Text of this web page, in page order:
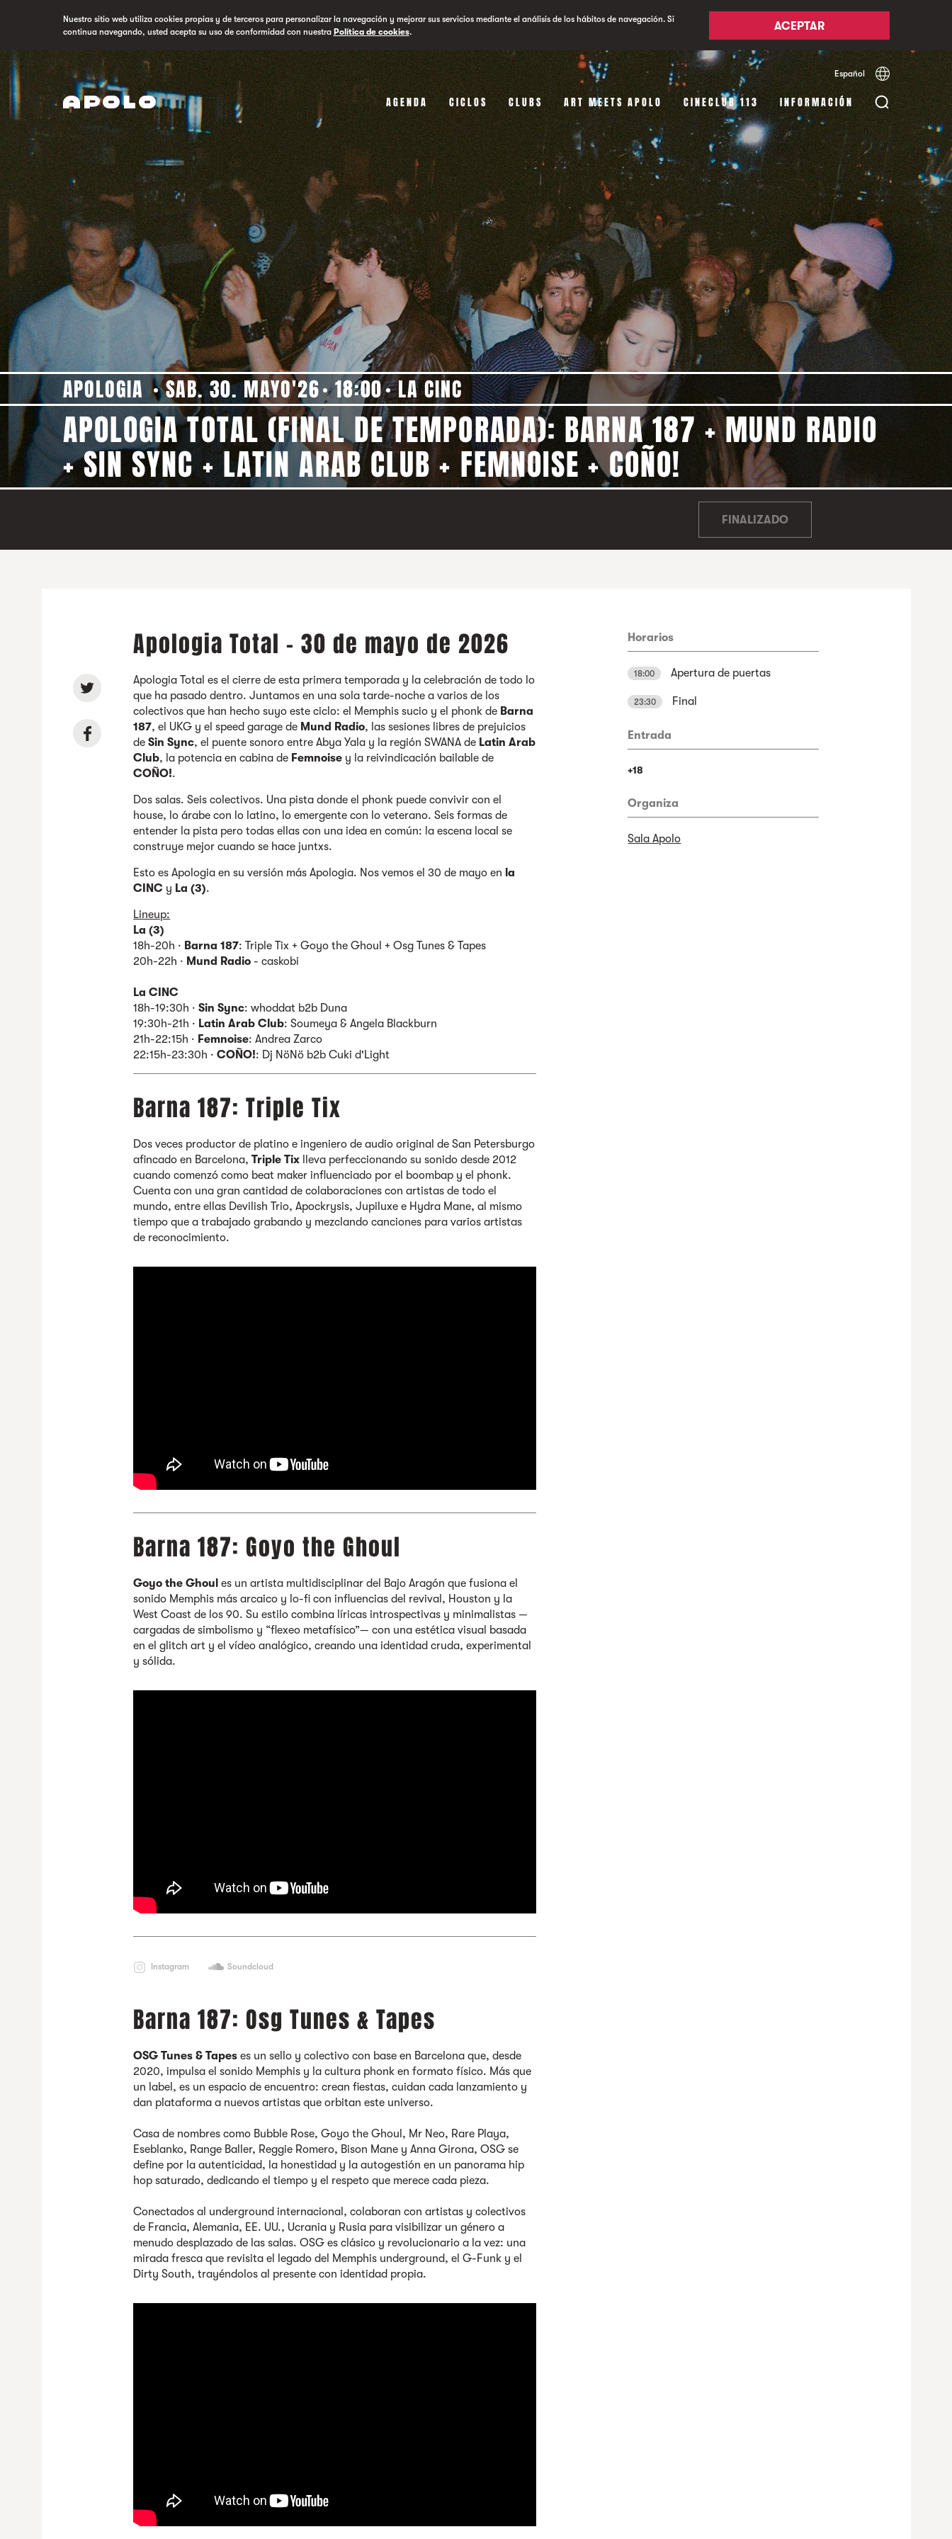
Nuestro sitio web utiliza cookies propias y de terceros para personalizar la navegación y mejorar sus servicios mediante el análisis de los hábitos de navegación. Si
continua navegando, usted acepta su uso de conformidad con nuestra Política de cookies. ACEPTAR
Español Català
AGENDA CICLOS CLUBS ART MEETS APOLO CINECLUB 113 INFORMACIÓN
APOLOGIA SAB. 30. MAYO'26 18:00 LA CINC
APOLOGIA TOTAL (FINAL DE TEMPORADA): BARNA 187 + MUND RADIO
+ SIN SYNC + LATIN ARAB CLUB + FEMNOISE + COÑO!
FINALIZADO
Apologia Total - 30 de mayo de 2026
Apologia Total es el cierre de esta primera temporada y la celebración de todo lo
que ha pasado dentro. Juntamos en una sola tarde-noche a varios de los
colectivos que han hecho suyo este ciclo: el Memphis sucio y el phonk de Barna
187, el UKG y el speed garage de Mund Radio, las sesiones libres de prejuicios
deSin Sync, el puente sonoro entre Abya Yala y la región SWANA de Latin Arab
Club, la potencia en cabina de Femnoise y la reivindicación bailable de
COÑO!.
Dos salas. Seis colectivos. Una pista donde el phonk puede convivir con el
house, lo árabe con lo latino, lo emergente con lo veterano. Seis formas de
entender la pista pero todas ellas con una idea en común: la escena local se
construye mejor cuando se hace juntxs.
Esto es Apologia en su versión más Apologia. Nos vemos el 30 de mayo en la
CINC y La (3).
Lineup:
La (3)
18h-20h · Barna 187: Triple Tix + Goyo the Ghoul + Osg Tunes & Tapes
20h-22h · Mund Radio - caskobi
La CINC
18h-19:30h ·Sin Sync: whoddat b2b Duna
19:30h-21h · Latin Arab Club: Soumeya & Angela Blackburn
21h-22:15h · Femnoise: Andrea Zarco
22:15h-23:30h ·COÑO!: Dj NöNö b2b Cuki d'Light
Barna 187: Triple Tix
Dos veces productor de platino e ingeniero de audio original de San Petersburgo
afincado en Barcelona,Triple Tix lleva perfeccionando su sonido desde 2012
cuando comenzó como beat maker influenciado por el boombap y el phonk.
Cuenta con una gran cantidad de colaboraciones con artistas de todo el
mundo, entre ellas Devilish Trio, Apockrysis, Jupiluxe e Hydra Mane, al mismo
tiempo que a trabajado grabando y mezclando canciones para varios artistas
de reconocimiento.
Barna 187: Goyo the Ghoul
Goyo the Ghoul es un artista multidisciplinar del Bajo Aragón que fusiona el
sonido Memphis más arcaico y lo-fi con influencias del revival, Houston y la
West Coast de los 90. Su estilo combina líricas introspectivas y minimalistas —
cargadas de simbolismo y “flexeo metafísico”— con una estética visual basada
en el glitch art y el vídeo analógico, creando una identidad cruda, experimental
y sólida.
Instagram Soundcloud
Barna 187: Osg Tunes & Tapes
OSG Tunes & Tapes es un sello y colectivo con base en Barcelona que, desde
2020, impulsa el sonido Memphis y la cultura phonk en formato físico. Más que
un label, es un espacio de encuentro: crean fiestas, cuidan cada lanzamiento y
dan plataforma a nuevos artistas que orbitan este universo.
Casa de nombres como Bubble Rose, Goyo the Ghoul, Mr Neo, Rare Playa,
Eseblanko, Range Baller, Reggie Romero, Bison Mane y Anna Girona, OSG se
define por la autenticidad, la honestidad y la autogestión en un panorama hip
hop saturado, dedicando el tiempo y el respeto que merece cada pieza.
Conectados al underground internacional, colaboran con artistas y colectivos
de Francia, Alemania, EE. UU., Ucrania y Rusia para visibilizar un género a
menudo desplazado de las salas. OSG es clásico y revolucionario a la vez: una
mirada fresca que revisita el legado del Memphis underground, el G-Funk y el
Dirty South, trayéndolos al presente con identidad propia.
Horarios
18:00 Apertura de puertas
23:30 Final
Entrada
+18
Organiza
Sala Apolo